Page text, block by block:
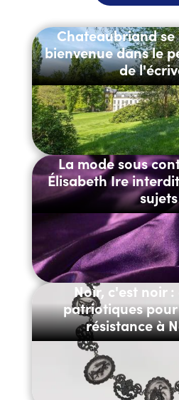
Chateaubriand
bienvenue dans le
de
La mode sous
Élisabeth Ire
sujets
Noir, c'est noir
patriotiques
résistance à